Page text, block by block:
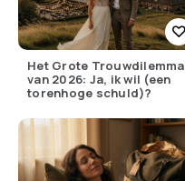
Het Grote Trouwdilemma
van 2026: Ja, ik wil (een
torenhoge schuld)?